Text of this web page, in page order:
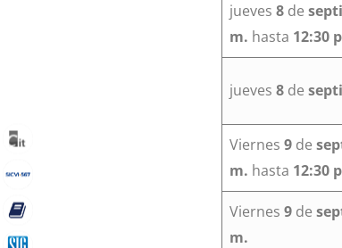
jueves 8 de
m. hasta 12:30
jueves 8 de
Viernes 9 de
m. hasta 12:30
Viernes 9 de
m.